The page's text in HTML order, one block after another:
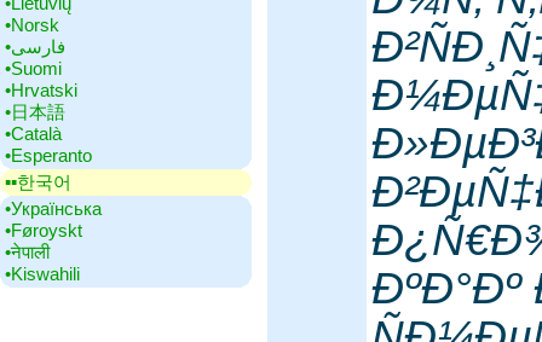
•‎Norsk
•‎فارسی
•‎Suomi
•‎Hrvatski
•‎日本語
•‎Català
•‎Esperanto
▪▪‎한국어
•‎Українська
•‎Føroyskt
•‎नेपाली
•‎Kiswahili
ÐºÐ°Ðº